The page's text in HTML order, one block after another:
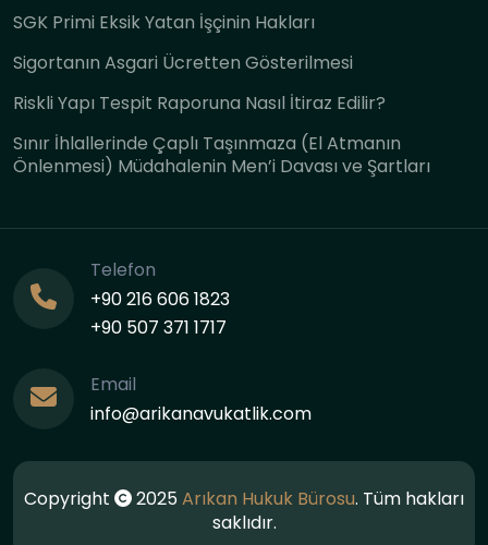
SGK Primi Eksik Yatan İşçinin Hakları
Sigortanın Asgari Ücretten Gösterilmesi
Riskli Yapı Tespit Raporuna Nasıl İtiraz Edilir?
Sınır İhlallerinde Çaplı Taşınmaza (El Atmanın
Önlenmesi) Müdahalenin Men’i Davası ve Şartları
Telefon
+90 216 606 1823
+90 507 371 1717
Email
info@arikanavukatlik.com
Copyright 2025 Arıkan Hukuk Bürosu. Tüm hakları
saklıdır.